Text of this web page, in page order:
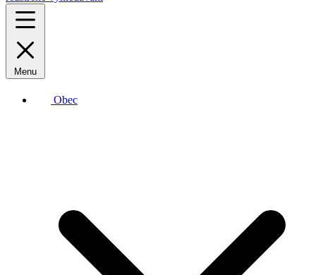
Menu
Obec